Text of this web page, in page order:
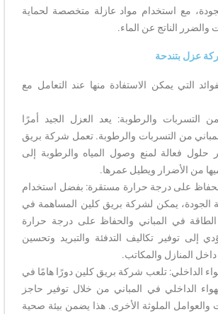
مع استخدام مواد عازلة متخصصة لحماية
والضرر الناتج عن الماء.
عزل بتندحة
التي يمكن الاستفادة منها عند التعامل مع
التسربات والرطوبة: يعد العزل الجيد أمرًا
من التسربات والرطوبة. تعمل شركة بريق
حلول فعالة لمنع وصول المياه والرطوبة إلى
من الأضرار ويطيل عمرها.
على درجة حرارة مستقرة: بفضل استخدام
الجودة، يمكن لشركة بريق كلين المساهمة في
الطاقة في المباني والحفاظ على درجة حرارة
إلى توفير تكاليف التدفئة والتبريد وتحسين
داخل المنازل والمكاتب.
الداخلي: تلعب شركة بريق كلين دورًا هامًا في
الداخلي في المباني من خلال توفير حاجز
والعوامل الملوثة الأخرى. هذا يضمن بيئة صحية